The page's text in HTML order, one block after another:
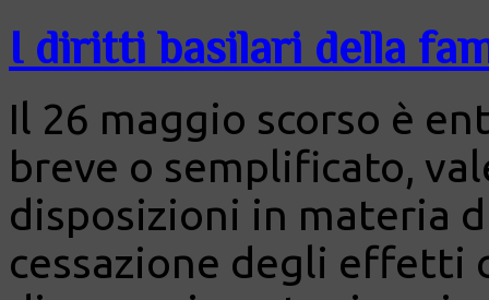
I diritti basilari della
Il 26 maggio scorso è
breve o semplificato,
disposizioni in materia
cessazione degli effetti